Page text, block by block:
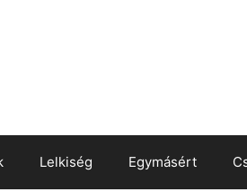
Lelkiség Egymásért